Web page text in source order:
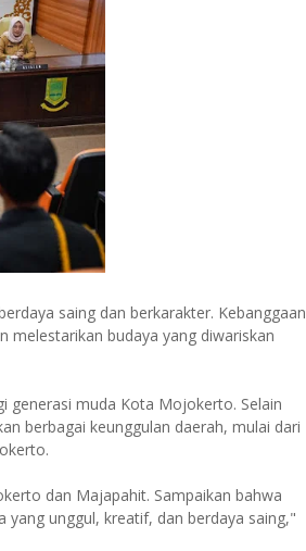
saing dan berkarakter. Kebanggaan
melestarikan budaya yang diwariskan
generasi muda Kota Mojokerto. Selain
berbagai keunggulan daerah, mulai dari
dan Majapahit. Sampaikan bahwa
unggul, kreatif, dan berdaya saing,"